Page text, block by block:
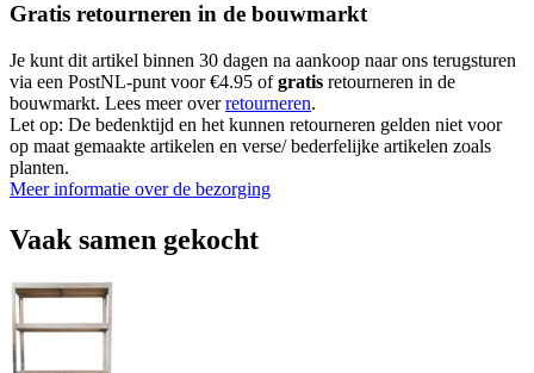
Gratis retourneren in de bouwmarkt
Je kunt dit artikel binnen 30 dagen na aankoop naar ons terugsturen
via een PostNL-punt voor €4.95 ofgratis retourneren in de
bouwmarkt. Lees meer overretourneren.
Let op: De bedenktijd en het kunnen retourneren gelden niet voor
op maat gemaakte artikelen en verse/ bederfelijke artikelen zoals
planten.
Meer informatie over de bezorging
Vaak samen gekocht